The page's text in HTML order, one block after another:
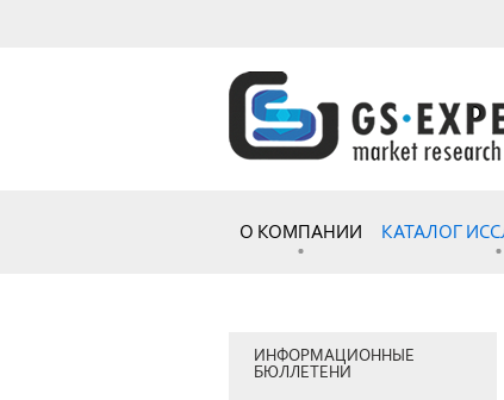
О КОМПАНИИ КАТАЛОГ
ИНФОРМАЦИОННЫЕ
БЮЛЛЕТЕНИ